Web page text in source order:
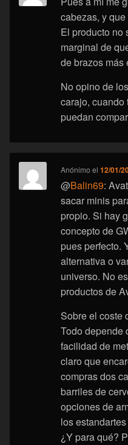
cabezas, y
El producto no
marginal de
de brazos más
No opino de
carajo,
puedan
Anónimo el12/01/
@Balin69:
sacar minis
propio. Si hay
concepto de
pues perfecto.
alternativa o
universo. No
productos de
Sobre el coste
Todo depende
facilidad de
claro que
compras dos
barriles de
opciones de
los
¿Y para qué?